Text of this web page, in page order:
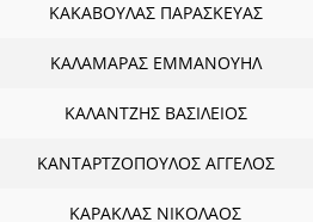
ΚΑΚΑΒΟΥΛΑΣ ΠΑΡΑΣΚΕΥΑΣ
ΚΑΛΑΜΑΡΑΣ ΕΜΜΑΝΟΥΗΛ
ΚΑΛΑΝΤΖΗΣ ΒΑΣΙΛΕΙΟΣ
ΚΑΝΤΑΡΤΖΟΠΟΥΛΟΣ ΑΓΓΕΛΟΣ
ΚΑΡΑΚΛΑΣ ΝΙΚΟΛΑΟΣ